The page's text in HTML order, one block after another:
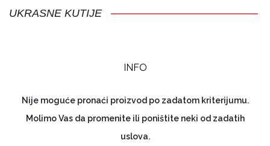
UKRASNE KUTIJE
INFO
Nije moguće pronaći proizvod po zadatom kriterijumu.
Molimo Vas da promenite ili poništite neki od zadatih
uslova.